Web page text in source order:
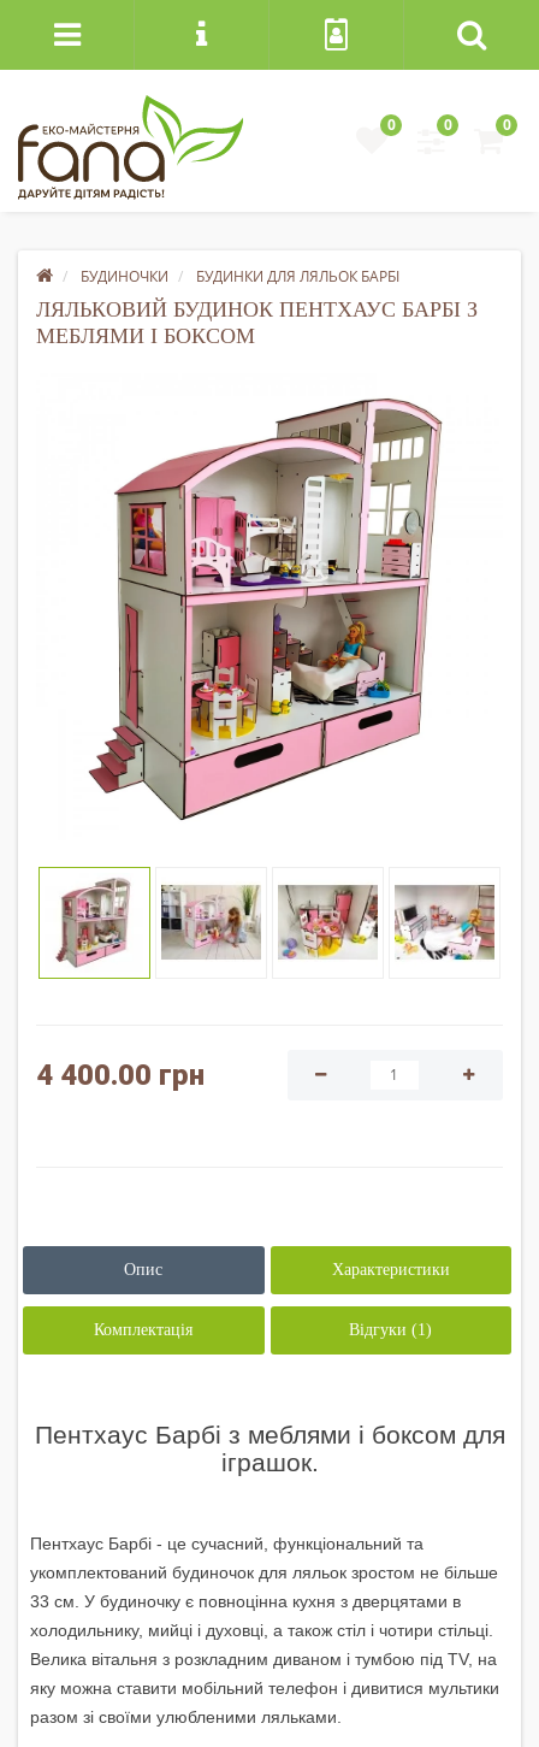
0 0 0
БУДИНОЧКИ БУДИНКИ ДЛЯ ЛЯЛЬОК БАРБІ
ЛЯЛЬКОВИЙ БУДИНОК ПЕНТХАУС БАРБІ З
МЕБЛЯМИ І БОКСОМ
4 400.00 грн
Опис Характеристики
Комплектація Відгуки (1)
Пентхаус Барбі з меблями і боксом для
іграшок.
Пентхаус Барбі - це сучасний, функціональний та
укомплектований будиночок для ляльок зростом не більше
33 см. У будиночку є повноцінна кухня з дверцятами в
холодильнику, мийці і духовці, а також стіл і чотири стільці.
Велика вітальня з розкладним диваном і тумбою під TV, на
яку можна ставити мобільний телефон і дивитися мультики
разом зі своїми улюбленими ляльками.